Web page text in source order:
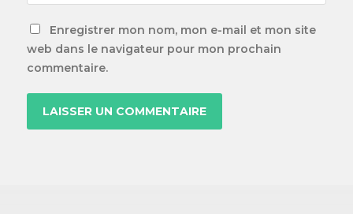
Enregistrer mon nom, mon e-mail et mon site
web dans le navigateur pour mon prochain
commentaire.